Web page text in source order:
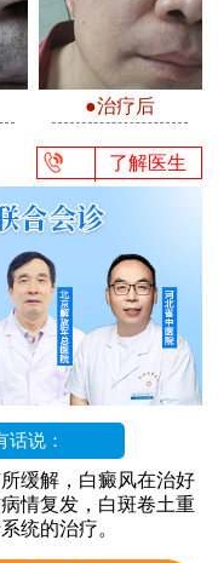
●治疗后
了解医生
话说：
缓解，白癜风在治好
情复发，白斑卷土重
统的治疗。